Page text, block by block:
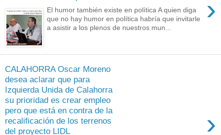
›
El humor también existe en política A quien diga
que no hay humor en política habría que invitarle
a asistir a los plenos de nuestros mun...
CALAHORRA Oscar Moreno
desea aclarar que para
Izquierda Unida de Calahorra
su prioridad es crear empleo
pero que está en contra de la
recalificación de los terrenos
del proyecto LIDL
›